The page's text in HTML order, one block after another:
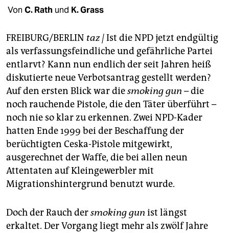
fragen & hilfe
abo
genossenschaft
epaper login
Von C. Rath und K. Grass
FREIBURG/BERLIN taz |Ist die NPD jetzt endgültig
als verfassungsfeindliche und gefährliche Partei
entlarvt? Kann nun endlich der seit Jahren heiß
diskutierte neue Verbotsantrag gestellt werden?
Auf den ersten Blick war diesmoking gun – die
noch rauchende Pistole, die den Täter überführt –
noch nie so klar zu erkennen. Zwei NPD-Kader
hatten Ende 1999 bei der Beschaffung der
berüchtigten Ceska-Pistole mitgewirkt,
ausgerechnet der Waffe, die bei allen neun
Attentaten auf Kleingewerbler mit
Migrationshintergrund benutzt wurde.
Doch der Rauch dersmoking gun ist längst
erkaltet. Der Vorgang liegt mehr als zwölf Jahre